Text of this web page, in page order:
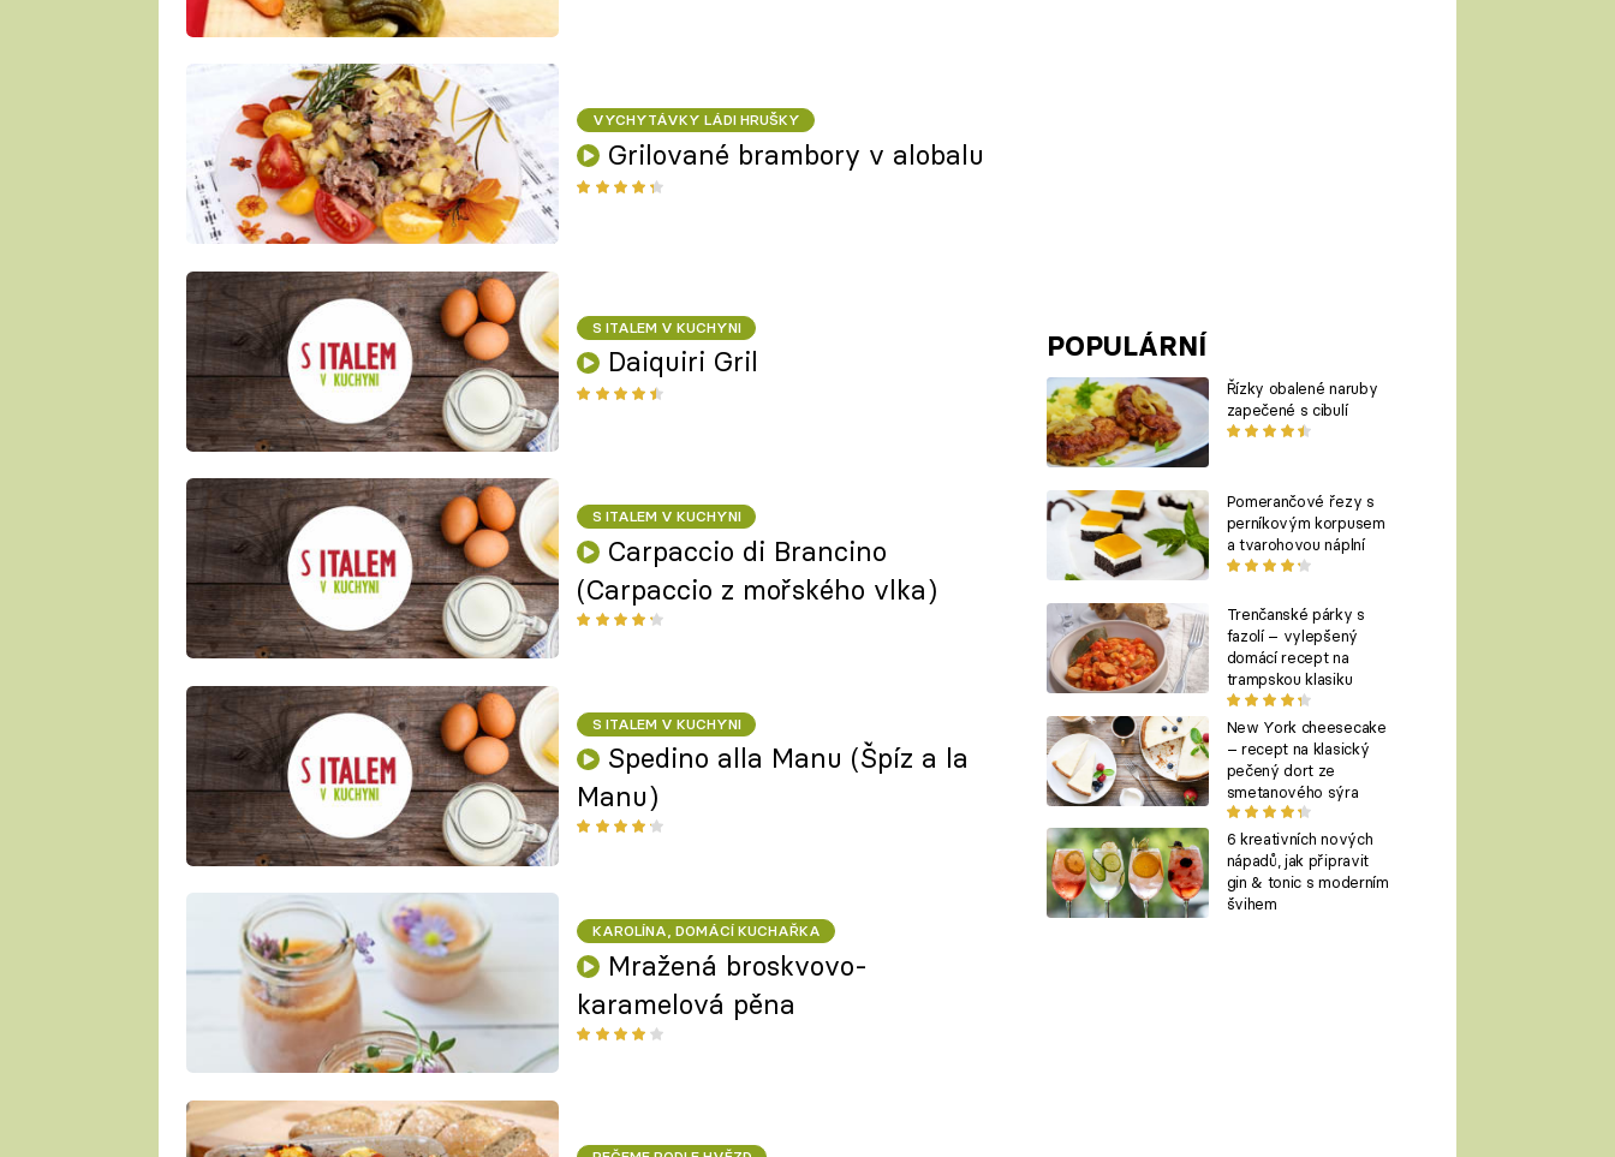
POPULÁRNÍ
Řízky obalené naruby
zapečené s cibulí
Pomerančové řezy s
perníkovým korpusem
a tvarohovou náplní
Trenčanské párky s
fazolí – vylepšený
domácí recept na
trampskou klasiku
New York cheesecake
– recept na klasický
pečený dort ze
smetanového sýra
6 kreativních nových
nápadů, jak připravit
gin & tonic s moderním
švihem
VYCHYTÁVKY LÁDI HRUŠKY
Grilované brambory v alobalu
S ITALEM V KUCHYNI
Daiquiri Gril
S ITALEM V KUCHYNI
Carpaccio di Brancino
(Carpaccio z mořského vlka)
S ITALEM V KUCHYNI
Spedino alla Manu (Špíz a la
Manu)
KAROLÍNA, DOMÁCÍ KUCHAŘKA
Mražená broskvovo-
karamelová pěna